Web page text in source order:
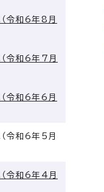
令和6年8月
令和6年7月
令和6年6月
令和6年5月
令和6年4月